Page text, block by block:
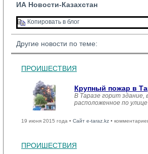
ИА Новости-Казахстан
Копировать в блог
Другие новости по теме:
ПРОИШЕСТВИЯ
Крупный пожар в
В Таразе горит здание,
расположенное по
19 июня 2015 года • Сайт e-taraz.kz •
ПРОИШЕСТВИЯ